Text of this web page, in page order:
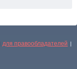
для правообладателей |